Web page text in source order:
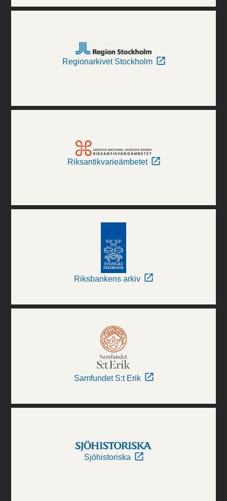
Regionarkivet Stockholm
Riksantikvarieämbetet
Riksbankens arkiv
Samfundet S:t Erik
Sjöhistoriska